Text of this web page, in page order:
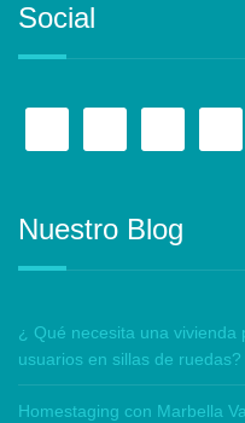
Social
Nuestro Blog
¿ Qué necesita una
usuarios en sillas de ruedas?
Homestaging con Marbella